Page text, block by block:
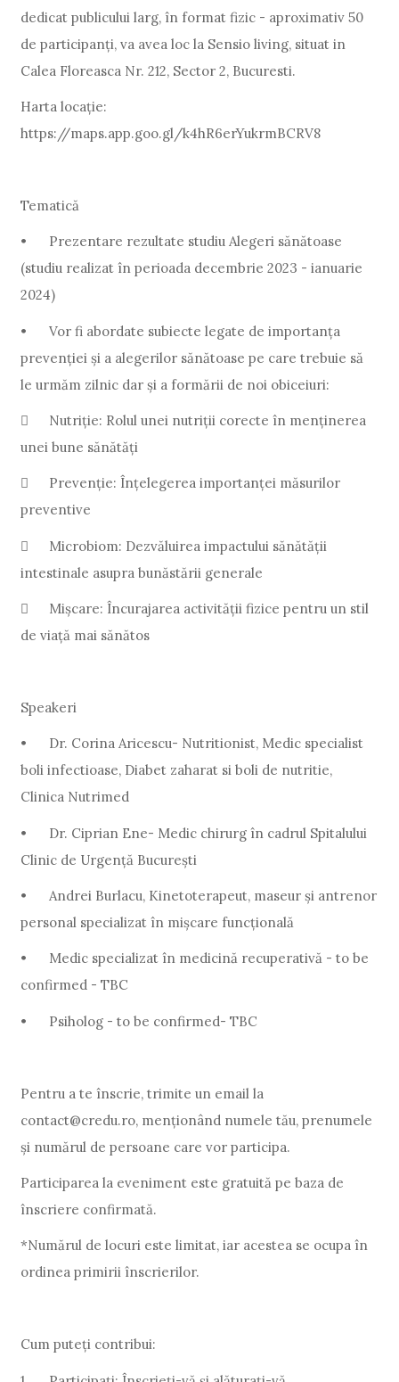
dedicat publicului larg, în format fizic - aproximativ 50
de participanți, va avea loc la Sensio living, situat in
Calea Floreasca Nr. 212, Sector 2, Bucuresti.
Harta locație:
https://maps.app.goo.gl/k4hR6erYukrmBCRV8
Tematică
•
Prezentare rezultate studiu Alegeri sănătoase
(studiu realizat în perioada decembrie 2023 - ianuarie
2024)
•
Vor fi abordate subiecte legate de importanța
prevenției și a alegerilor sănătoase pe care trebuie să
le urmăm zilnic dar și a formării de noi obiceiuri:

Nutriție: Rolul unei nutriții corecte în menținerea
unei bune sănătăți

Prevenție: Înțelegerea importanței măsurilor
preventive

Microbiom: Dezvăluirea impactului sănătății
intestinale asupra bunăstării generale

Mișcare: Încurajarea activității fizice pentru un stil
de viață mai sănătos
Speakeri
•
Dr. Corina Aricescu- Nutritionist, Medic specialist
boli infectioase, Diabet zaharat si boli de nutritie,
Clinica Nutrimed
•
Dr. Ciprian Ene- Medic chirurg în cadrul Spitalului
Clinic de Urgenţă Bucureşti
•
Andrei Burlacu, Kinetoterapeut, maseur și antrenor
personal specializat în mișcare funcțională
•
Medic specializat în medicină recuperativă - to be
confirmed - TBC
• Psiholog - to be confirmed- TBC
Pentru a te înscrie, trimite un email la
contact@credu.ro, menționând numele tău, prenumele
și numărul de persoane care vor participa.
Participarea la eveniment este gratuită pe baza de
înscriere confirmată.
*Numărul de locuri este limitat, iar acestea se ocupa în
ordinea primirii înscrierilor.
Cum puteţi contribui: